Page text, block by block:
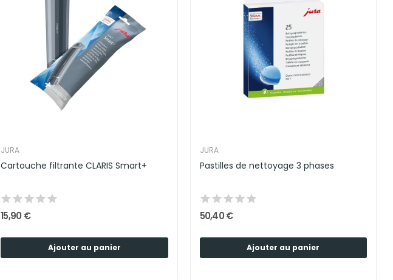
JURA
Cartouche filtrante CLARIS Smart+
15,90 €
Ajouter au panier
JURA
Pastilles de nettoyage 3 phases
50,40 €
Ajouter au panier